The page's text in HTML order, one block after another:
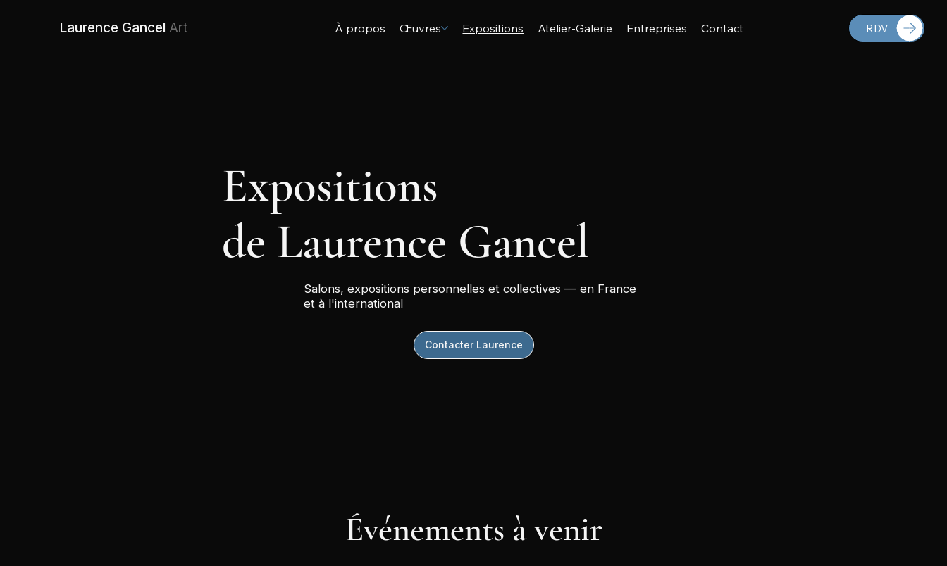
Laurence Gancel Art À propos Œuvres Expositions Atelier-Galerie Entreprises Contact RDV
Expositions
de Laurence Gancel
Salons, expositions personnelles et collectives — en France
et à l'international
Contacter Laurence
Événements à venir